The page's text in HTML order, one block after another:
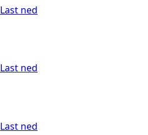
Last ned
Last ned
Last ned